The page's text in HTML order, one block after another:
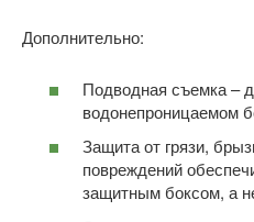
Дополнительно:
Подводная съемка –
водонепроницаемом
Защита от грязи,
повреждений
защитным боксом, а